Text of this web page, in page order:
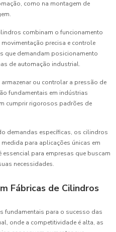
como na montagem de
combinam o funcionamento
precisa e controle
que demandam posicionamento
de automação industrial.
ou controlar a pressão de
fundamentais em indústrias
cumprir rigorosos padrões de
demandas específicas, os cilindros
para aplicações únicas em
para empresas que buscam
necessidades.
Fábricas de Cilindros
fundamentais para o sucesso das
onde a competitividade é alta, as